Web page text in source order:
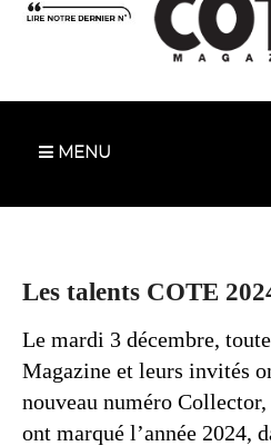
MENU
Les talents COTE
Le mardi 3 décembre,
Magazine et leurs invités
nouveau numéro
ont marqué l’année 2024,